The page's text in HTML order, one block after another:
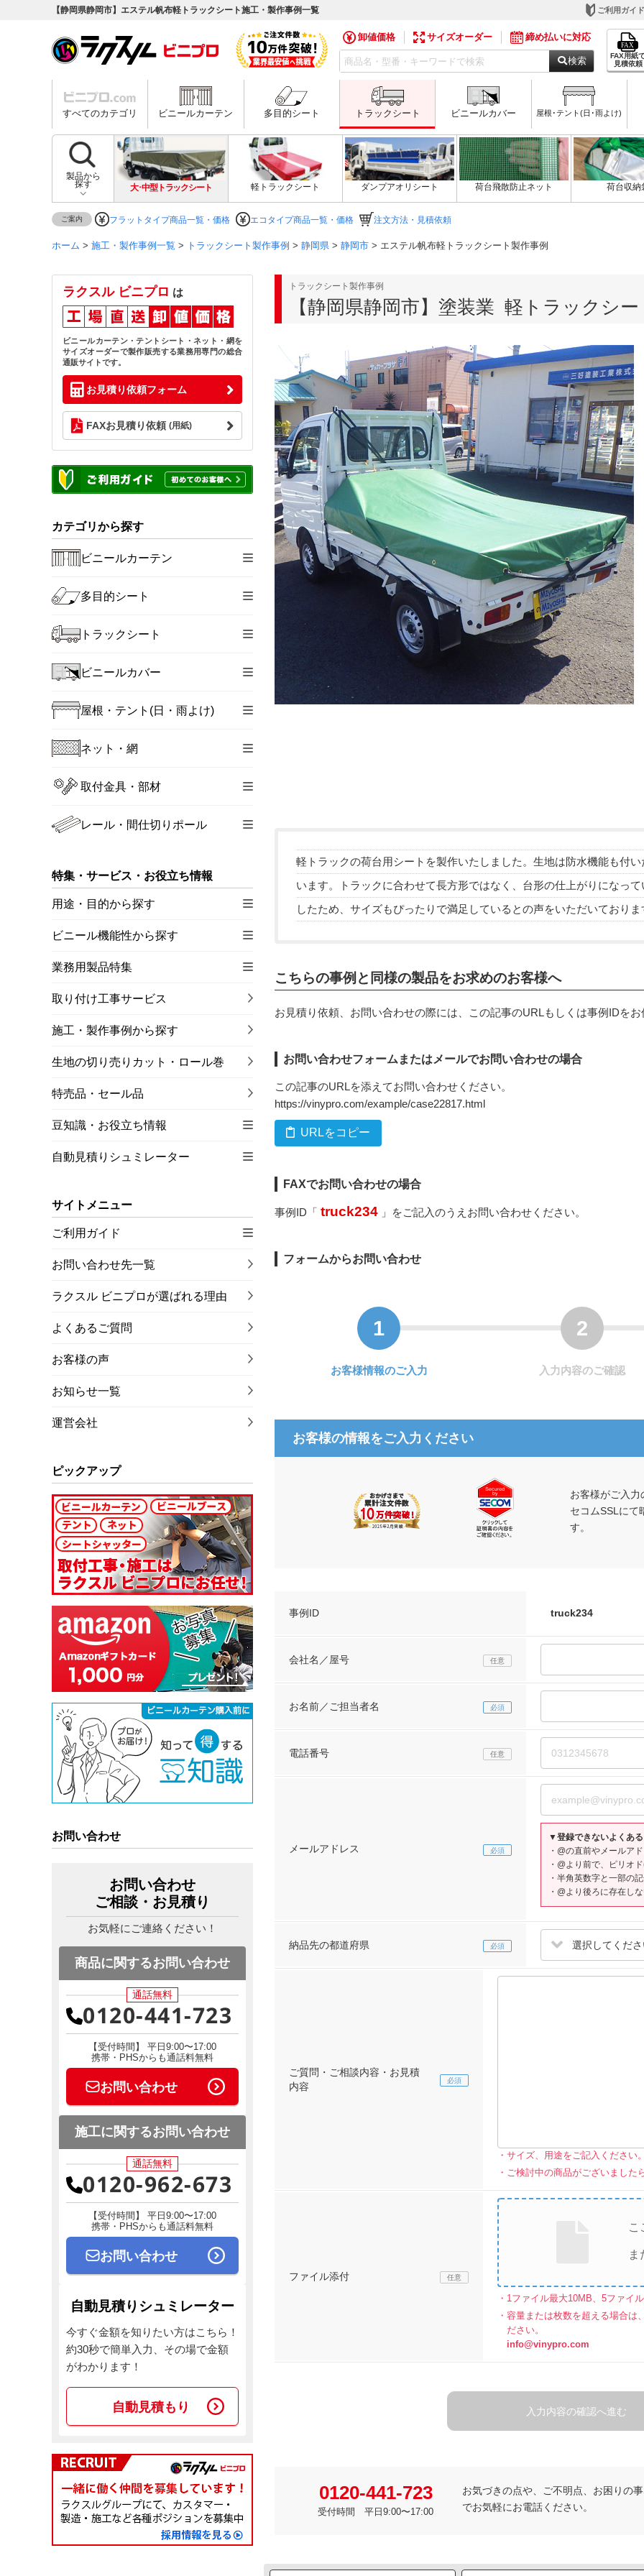
【静岡県静岡市】エステル帆布軽トラックシート施工・製作事例一覧 ご利用ガイド
卸値価格 サイズオーダー 締め払いに対応
検索
FAX用紙
見積依頼
すべてのカテゴリ ビニールカーテン 多目的シート トラックシート ビニールカバー 屋根･テント(日･雨よけ)
製品から
探す
大･中型トラックシート 軽トラックシート ダンプアオリシート 荷台飛散防止ネット 荷台収納
ご案内 フラットタイプ商品一覧・価格 エコタイプ商品一覧・価格 注文方法・見積依頼
ホーム > 施工・製作事例一覧 > トラックシート製作事例 > 静岡県 > 静岡市 > エステル帆布軽トラックシート製作事例
トラックシート製作事例
【静岡県静岡市】塗装業 軽トラックシー
軽トラックの荷台用シートを製作いたしました。生地は防水機能も付
います。トラックに合わせて長方形ではなく、台形の仕上がりになっ
したため、サイズもぴったりで満足しているとの声をいただいておりま
こちらの事例と同様の製品をお求めのお客様へ
お見積り依頼、お問い合わせの際には、この記事のURLもしくは事例IDをお
お問い合わせフォームまたはメールでお問い合わせの場合
この記事のURLを添えてお問い合わせください。
https://vinypro.com/example/case22817.html
URLをコピー
FAXでお問い合わせの場合
事例ID「 truck234 」をご記入のうえお問い合わせください。
フォームからお問い合わせ
お客様情報のご入力 入力内容のご確認
お客様の情報をご入力ください
お客様がご入力
セコムSSLにて
す。
事例ID
会社名／屋号
お名前／ご担当者名
電話番号
メールアドレス
▼登録できないよくあ
・@の直前やメールア
・@より前で、ピリオ
・半角英数字と一部の
・@より後ろに存在し
納品先の都道府県 選択してくだ
ご質問・ご相談内容・お見積
内容
サイズ、用途をご記入ください。
ご検討中の商品がございました
ファイル添付
こ
ま
1ファイル最大10MB、5ファイ
容量または枚数を超える場合は
ださい。
info@vinypro.com
入力内容の確認へ進む
0120-441-723
受付時間 平日9:00〜17:00
お気づきの点や、ご不明点、お困りの
でお気軽にお電話ください。
ラクスル ビニプロ は
ビニールカーテン・テントシート・ネット・網を
サイズオーダーで製作販売する業務用専門の総合
通販サイトです。
お見積り依頼フォーム
FAXお見積り依頼 (用紙)
カテゴリから探す
ビニールカーテン
多目的シート
トラックシート
ビニールカバー
屋根・テント(日・雨よけ)
ネット・網
取付金具・部材
レール・間仕切りポール
特集・サービス・お役立ち情報
用途・目的から探す
ビニール機能性から探す
業務用製品特集
取り付け工事サービス
施工・製作事例から探す
生地の切り売りカット・ロール巻
特売品・セール品
豆知識・お役立ち情報
自動見積りシュミレーター
サイトメニュー
ご利用ガイド
お問い合わせ先一覧
ラクスル ビニプロが選ばれる理由
よくあるご質問
お客様の声
お知らせ一覧
運営会社
ピックアップ
お問い合わせ
お問い合わせ
ご相談・お見積り
お気軽にご連絡ください！
商品に関するお問い合わせ
通話無料
0120-441-723
【受付時間】 平日9:00〜17:00
携帯・PHSからも通話料無料
お問い合わせ
施工に関するお問い合わせ
通話無料
0120-962-673
【受付時間】 平日9:00〜17:00
携帯・PHSからも通話料無料
お問い合わせ
自動見積りシュミレーター
今すぐ金額を知りたい方はこちら！
約30秒で簡単入力、その場で金額
がわかります！
自動見積もり